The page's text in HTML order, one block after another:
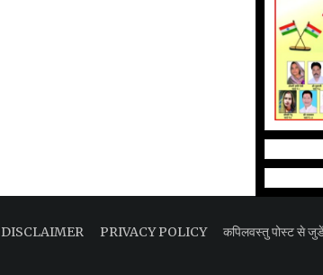
DISCLAIMER PRIVACY POLICY कपिलवस्तु पोस्ट से